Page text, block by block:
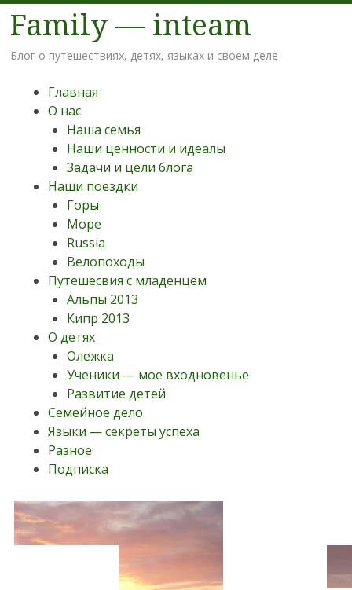
Family — inteam
Блог о путешествиях, детях, языках и своем деле
Меню
НаверхГлавная
О нас
Наша семья
Наши ценности и идеалы
Задачи и цели блога
Наши поездки
Горы
Море
Russia
Велопоходы
Путешесвия с младенцем
Альпы 2013
Кипр 2013
О детях
Олежка
Ученики — мое входновенье
Развитие детей
Семейное дело
Языки — секреты успеха
Разное
Подписка